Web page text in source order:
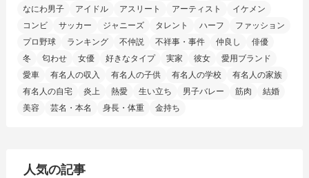
なにわ男子
アイドル アスリート アーティスト
イケメン
コンビ
サッカー ジャニーズ タレント ハーフ
ファッション
プロ野球
ランキング 不仲説 不祥事・事件 仲良し
俳優
冬
匂わせ 女優 好きなタイプ 実家 彼女
愛用ブランド
愛車
有名人の収入 有名人の子供 有名人の学校
有名人の家族
有名人の自宅
炎上 熱愛 生い立ち 男子バレー 筋肉
結婚
美容
芸名・本名 身長・体重 金持ち
人気の記事